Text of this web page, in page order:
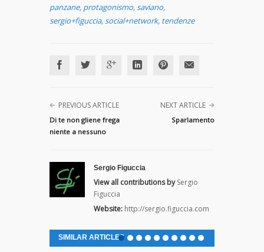
panzane, protagonismo,saviano,
sergio+figuccia,social+network, tendenze
PREVIOUS ARTICLE
Di te non gliene frega
niente a nessuno
NEXT ARTICLE
Sparlamento
Sergio Figuccia
View all contributions by Sergio
Figuccia
Website: http://sergio.figuccia.com
SIMILAR ARTICLES